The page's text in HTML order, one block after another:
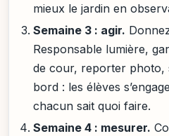
mieux le jardin en
Semaine 3 : agir.
Responsable lumière,
de cour, reporter photo,
bord : les élèves
chacun sait quoi faire.
Semaine 4 : mesurer.